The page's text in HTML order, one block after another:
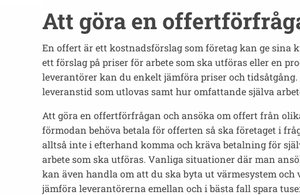
Att göra en
En offert är ett kostnadsförslag som företag kan ge sina
ett förslag på priser för arbete som ska utföras eller en
leverantörer kan du enkelt jämföra priser och
leveranstid som utlovas samt hur omfattande själva
Att göra en offertförfrågan och ansöka om offert från
förmodan behöva betala för offerten så ska företaget i
alltså inte i efterhand komma och kräva betalning för
arbete som ska utföras. Vanliga situationer där man
kan även handla om att du ska byta ut värmesystem
jämföra leverantörerna emellan och i bästa fall spara